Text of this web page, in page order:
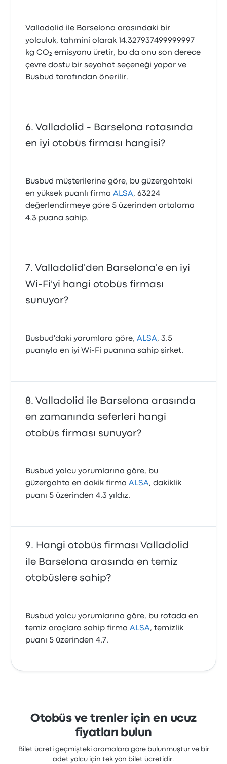
Valladolid ile Barselona arasındaki bir
yolculuk, tahmini olarak 14.327937499999997
kg CO₂ emisyonu üretir, bu da onu son derece
çevre dostu bir seyahat seçeneği yapar ve
Busbud tarafından önerilir.
Valladolid - Barselona rotasında
en iyi otobüs firması hangisi?
Busbud müşterilerine göre, bu güzergahtaki
en yüksek puanlı firmaALSA, 63224
değerlendirmeye göre 5 üzerinden ortalama
4.3 puana sahip.
Valladolid'den Barselona'e en iyi
Wi‑Fi'yi hangi otobüs firması
sunuyor?
Busbud'daki yorumlara göre,ALSA, 3.5
puanıyla en iyi Wi‑Fi puanına sahip şirket.
Valladolid ile Barselona arasında
en zamanında seferleri hangi
otobüs firması sunuyor?
Busbud yolcu yorumlarına göre, bu
güzergahta en dakik firmaALSA, dakiklik
puanı 5 üzerinden 4.3 yıldız.
Hangi otobüs firması Valladolid
ile Barselona arasında en temiz
otobüslere sahip?
Busbud yolcu yorumlarına göre, bu rotada en
temiz araçlara sahip firmaALSA, temizlik
puanı 5 üzerinden 4.7.
Otobüs ve trenler için en ucuz
fiyatları bulun
Bilet ücreti geçmişteki aramalara göre bulunmuştur ve bir
adet yolcu için tek yön bilet ücretidir.